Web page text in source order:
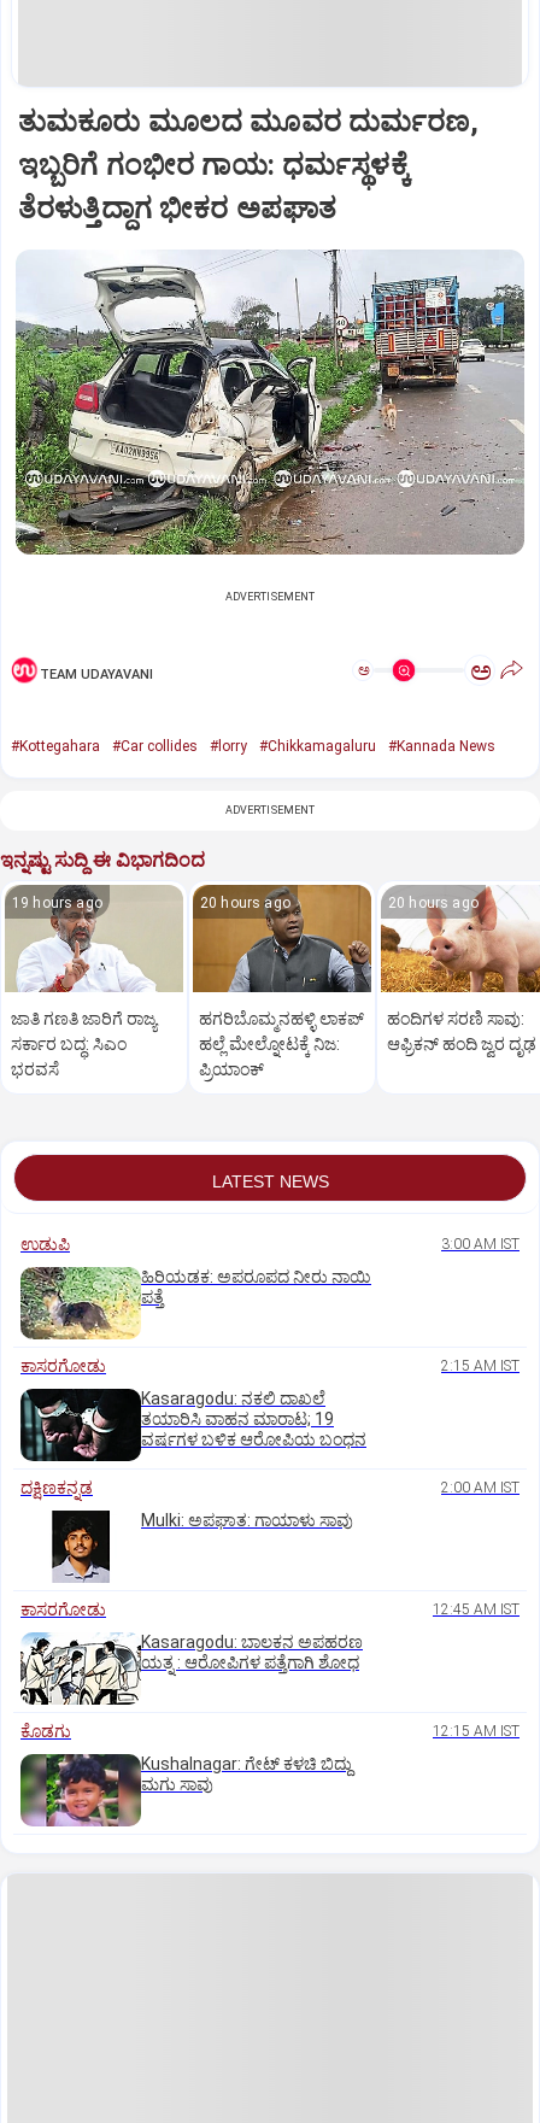
ತುಮಕೂರು ಮೂಲದ ಮೂವರ ದುರ್ಮರಣ,
ಇಬ್ಬರಿಗೆ ಗಂಭೀರ ಗಾಯ: ಧರ್ಮಸ್ಥಳಕ್ಕೆ
ತೆರಳುತ್ತಿದ್ದಾಗ ಭೀಕರ ಅಪಘಾತ
ADVERTISEMENT
TEAM UDAYAVANI ಅ ಅ
#Kottegahara #Car collides #lorry #Chikkamagaluru #Kannada News
ADVERTISEMENT
ಇನ್ನಷ್ಟು ಸುದ್ದಿ ಈ ವಿಭಾಗದಿಂದ
19 hours ago
ಜಾತಿ ಗಣತಿ ಜಾರಿಗೆ ರಾಜ್ಯ
ಸರ್ಕಾರ ಬದ್ಧ: ಸಿಎಂ
ಭರವಸೆ
20 hours ago
ಹಗರಿಬೊಮ್ಮನಹಳ್ಳಿ ಲಾಕಪ್‌
ಹಲ್ಲೆ ಮೇಲ್ನೋಟಕ್ಕೆ ನಿಜ:
ಪ್ರಿಯಾಂಕ್‌
20 hours ago
ಹಂದಿಗಳ ಸರಣಿ ಸಾವು:
ಆಫ್ರಿಕನ್‌ ಹಂದಿ ಜ್ವರ ದೃಢ
LATEST NEWS
ಉಡುಪಿ 3:00 AM IST
ಹಿರಿಯಡಕ: ಅಪರೂಪದ ನೀರು ನಾಯಿ
ಪತ್ತೆ
ಕಾಸರಗೋಡು 2:15 AM IST
Kasaragodu: ನಕಲಿ ದಾಖಲೆ
ತಯಾರಿಸಿ ವಾಹನ ಮಾರಾಟ; 19
ವರ್ಷಗಳ ಬಳಿಕ ಆರೋಪಿಯ ಬಂಧನ
ದಕ್ಷಿಣಕನ್ನಡ 2:00 AM IST
Mulki: ಅಪಘಾತ: ಗಾಯಾಳು ಸಾವು
ಕಾಸರಗೋಡು 12:45 AM IST
Kasaragodu: ಬಾಲಕನ ಅಪಹರಣ
ಯತ್ನ : ಆರೋಪಿಗಳ ಪತ್ತೆಗಾಗಿ ಶೋಧ
ಕೊಡಗು 12:15 AM IST
Kushalnagar: ಗೇಟ್ ಕಳಚಿ ಬಿದ್ದು
ಮಗು ಸಾವು